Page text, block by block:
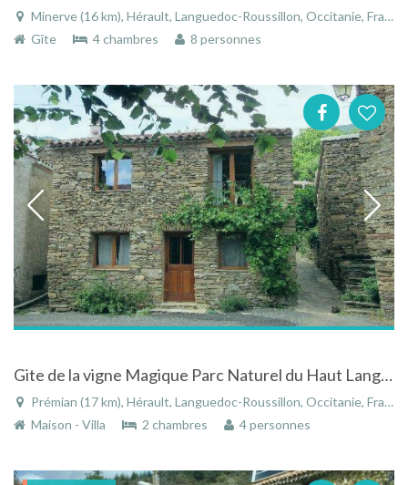
Minerve (16 km), Hérault, Languedoc-Roussillon, Occitanie, France
Gîte
4 chambres 8 personnes
Gite de la vigne Magique Parc Naturel du Haut Languedoc
Prémian (17 km), Hérault, Languedoc-Roussillon, Occitanie, France
Maison - Villa
2 chambres 4 personnes